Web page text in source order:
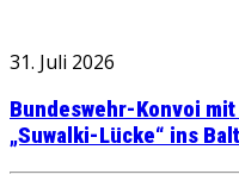
31. Juli 2026
Bundeswehr-Konvoi
„Suwalki-Lücke“ ins